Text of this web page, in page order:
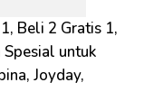
Beli 2 Gratis 1,
untuk
Joyday,